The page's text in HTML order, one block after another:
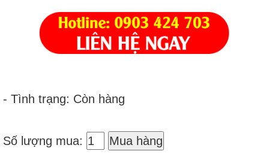
- Tình trạng: Còn hàng
Số lượng mua: Mua hàng